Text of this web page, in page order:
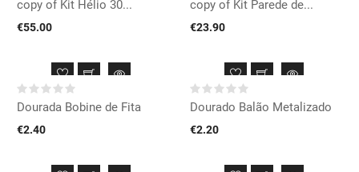
copy of Kit Hélio 30...
€55.00
copy of Kit Parede de...
€23.90
Dourada Bobine de Fita
€2.40
Dourado Balão Metalizado
€2.20